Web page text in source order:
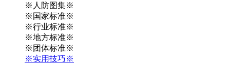
※人防图集※
※国家标准※
※行业标准※
※地方标准※
※团体标准※
※实用技巧※